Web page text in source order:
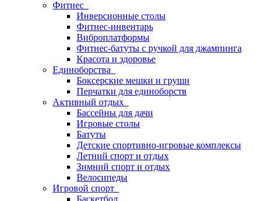
Фитнес
Инверсионные столы
Фитнес-инвентарь
Виброплатформы
Фитнес-батуты с ручкой для джампинга
Красота и здоровье
Единоборства
Боксерские мешки и груши
Перчатки для единоборств
Активный отдых
Бассейны для дачи
Игровые столы
Батуты
Детские спортивно-игровые комплексы
Летний спорт и отдых
Зимний спорт и отдых
Велосипеды
Игровой спорт
Баскетбол